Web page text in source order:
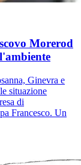
Morerod
Ginevra e
situazione
di
Francesco. Un